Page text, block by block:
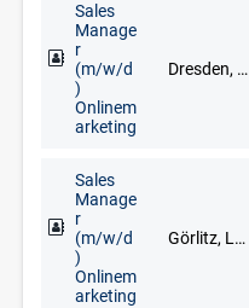
Sales
Manage
r
(m/w/d
)
Onlinem
arketing
Dresden, Glauchau, Limbach-Oberfrohna, Meerane, Plauen, Zwickau
Sales
Manage
r
(m/w/d
)
Onlinem
arketing
Görlitz, Löbau, Zittau